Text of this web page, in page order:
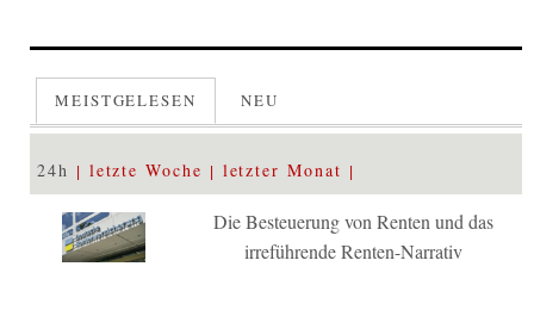
MEISTGELESEN NEU
24h letzte Woche letzter Monat
Die Besteuerung von Renten und das
irreführende Renten-Narrativ